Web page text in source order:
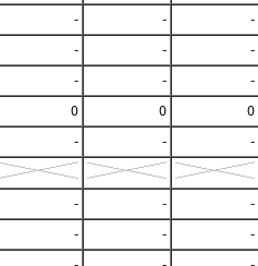
- -
-
- -
-
- -
-
0 0
0
- -
-
- -
-
- -
-